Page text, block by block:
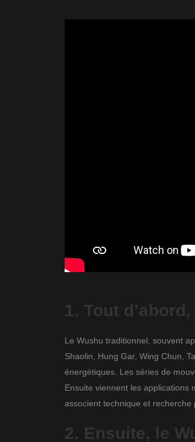
1. Tout
Le Wushu traditionnel, souvent
Shaolin, Hung Gar, Wing Chun,
énergétiques. Les séries de
Ensuite viennent les applications
associent technique et
2. Ensuite, le